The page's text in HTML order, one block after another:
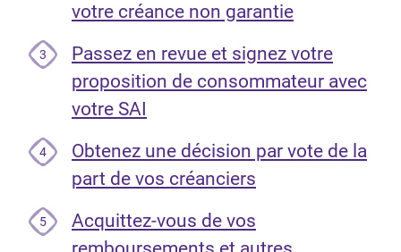
votre créance non garantie
3
Passez en revue et signez votre
proposition de consommateur avec
votre SAI
4
Obtenez une décision par vote de la
part de vos créanciers
5
Acquittez-vous de vos